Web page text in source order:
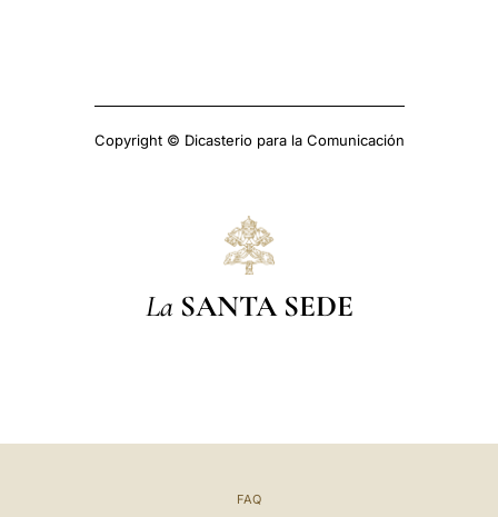
Copyright © Dicasterio para la Comunicación
La SANTA SEDE
FAQ